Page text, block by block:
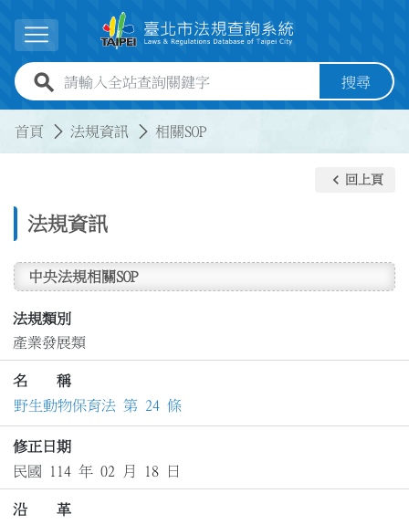
展開選單
全站查詢關鍵字欄位 搜尋
首頁 法規資訊 相關SOP
法規資訊
keyboard_arrow_left 回上頁
中央法規相關SOP
法規類別
產業發展類
名 稱
野生動物保育法 第 24 條
修正日期
民國 114 年 02 月 18 日
沿 革